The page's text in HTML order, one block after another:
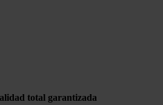
total garantizada